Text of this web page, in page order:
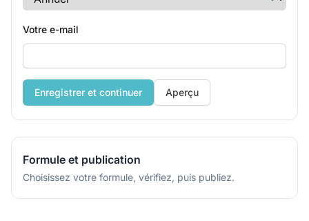
Votre e-mail
If
you
are
a
human,
ignore
field
Aperçu
Formule et publication
Choisissez votre formule, vérifiez, puis publiez.